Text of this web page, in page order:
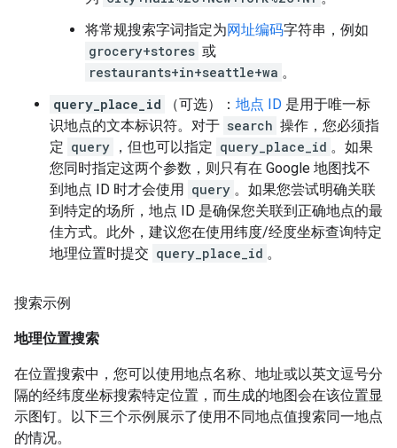
将常规搜索字词指定为网址编码字符串，例如
grocery+stores 或
restaurants+in+seattle+wa 。
query_place_id
（可选）： 地点 ID 是用于唯一标
识地点的文本标识符。对于 search 操作，您必须指
定 query ，但也可以指定 query_place_id 。如果
您同时指定这两个参数，则只有在 Google 地图找不
到地点 ID 时才会使用 query 。如果您尝试明确关联
到特定的场所，地点 ID 是确保您关联到正确地点的最
佳方式。此外，建议您在使用纬度/经度坐标查询特定
地理位置时提交 query_place_id 。
搜索示例
地理位置搜索
在位置搜索中，您可以使用地点名称、地址或以英文逗号分
隔的经纬度坐标搜索特定位置，而生成的地图会在该位置显
示图钉。以下三个示例展示了使用不同地点值搜索同一地点
的情况。